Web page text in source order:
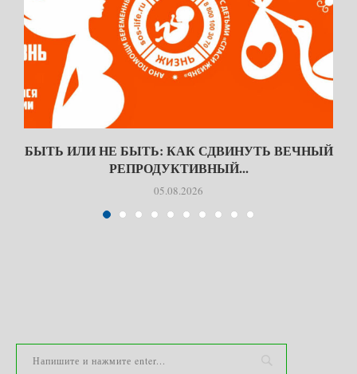
БЫТЬ ИЛИ НЕ БЫТЬ: КАК СДВИНУТЬ ВЕЧНЫЙ
РЕПРОДУКТИВНЫЙ...
05.08.2026